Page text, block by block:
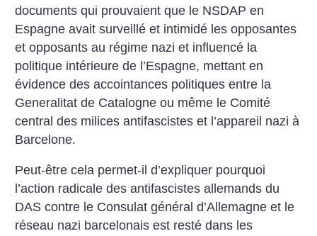
documents qui prouvaient que le NSDAP en
Espagne avait surveillé et intimidé les opposantes
et opposants au régime nazi et influencé la
politique intérieure de l’Espagne, mettant en
évidence des accointances politiques entre la
Generalitat de Catalogne ou même le Comité
central des milices antifascistes et l’appareil nazi à
Barcelone.
Peut-être cela permet-il d’expliquer pourquoi
l’action radicale des antifascistes allemands du
DAS contre le Consulat général d’Allemagne et le
réseau nazi barcelonais est resté dans les